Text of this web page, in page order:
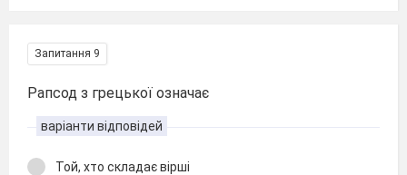
Запитання 9
Рапсод з грецької означає
варіанти відповідей
Той, хто складає вірші